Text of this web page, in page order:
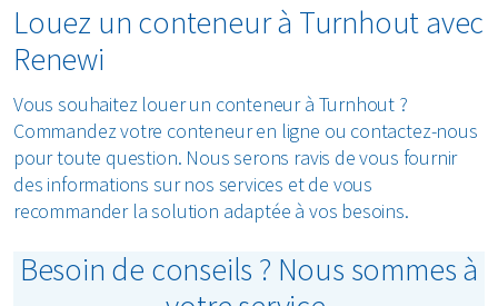
Louez un conteneur à Turnhout avec
Renewi
Vous souhaitez louer un conteneur à Turnhout ?
Commandez votre conteneur en ligne ou contactez-nous
pour toute question. Nous serons ravis de vous fournir
des informations sur nos services et de vous
recommander la solution adaptée à vos besoins.
Besoin de conseils ? Nous sommes à